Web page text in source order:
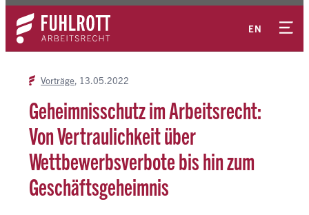
Zum
Inhalt
springen
EN
Kontakt
Vorträge 13.05.2022
Geheimnisschutz im Arbeitsrecht:
Von Vertraulichkeit über
Wettbewerbsverbote bis hin zum
Geschäftsgeheimnis